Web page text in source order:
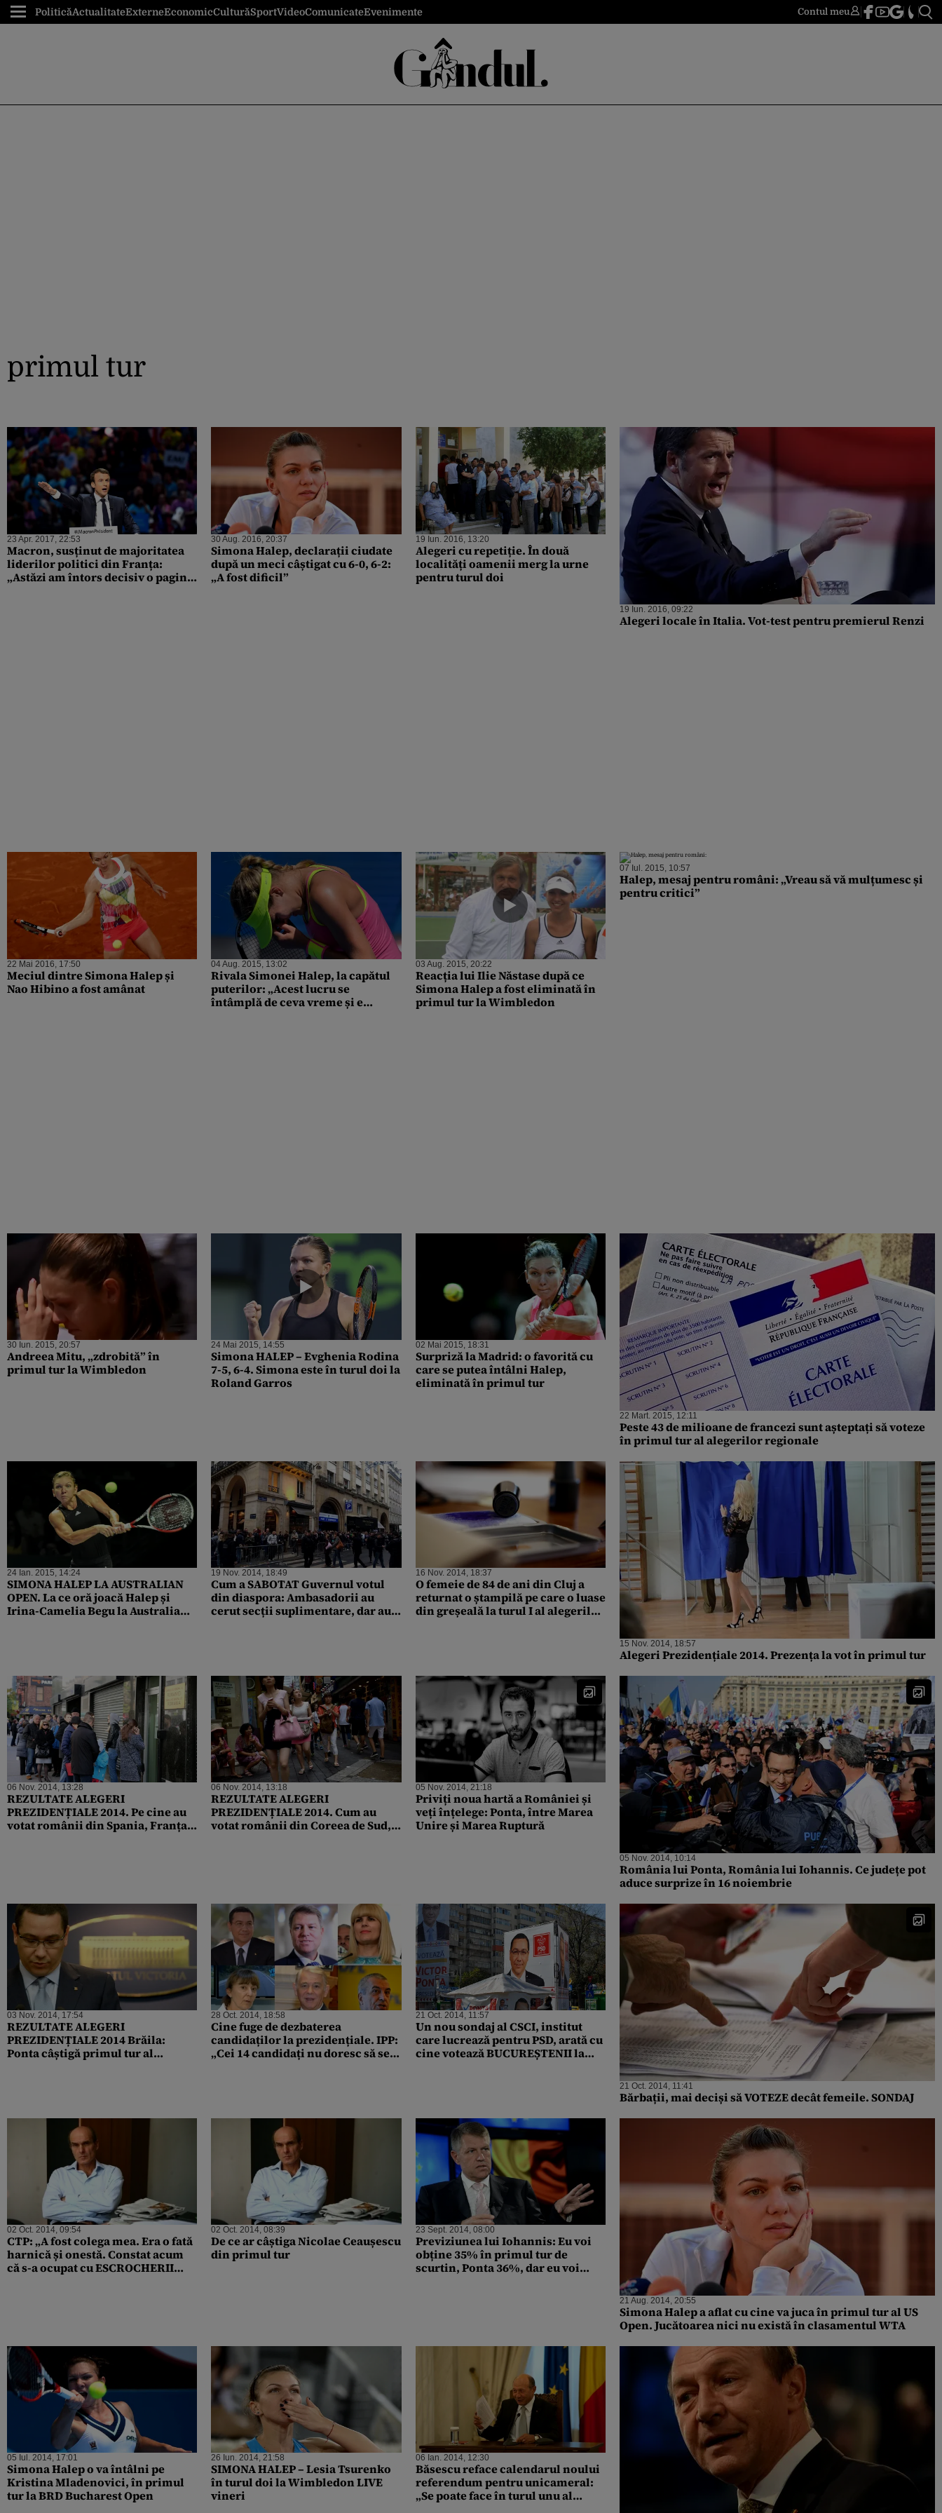
PoliticăActualitateExterneEconomicCulturăSportVideoComunicateEvenimente Contul meu
primul tur
23 Apr. 2017, 22:53
Macron, susținut de majoritatea
liderilor politici din Franța:
„Astăzi am întors decisiv o pagină
30 Aug. 2016, 20:37
Simona Halep, declarații ciudate
după un meci câștigat cu 6-0, 6-2:
„A fost dificil”
19 Iun. 2016, 13:20
Alegeri cu repetiție. În două
localități oamenii merg la urne
pentru turul doi
19 Iun. 2016, 09:22
Alegeri locale în Italia. Vot-test pentru premierul Renzi
22 Mai 2016, 17:50
Meciul dintre Simona Halep și
Nao Hibino a fost amânat
04 Aug. 2015, 13:02
Rivala Simonei Halep, la capătul
puterilor: „Acest lucru se
întâmplă de ceva vreme și e
03 Aug. 2015, 20:22
Reacția lui Ilie Năstase după ce
Simona Halep a fost eliminată în
primul tur la Wimbledon
07 Iul. 2015, 10:57
Halep, mesaj pentru români: „Vreau să vă mulțumesc și
pentru critici”
30 Iun. 2015, 20:57
Andreea Mitu, „zdrobită” în
primul tur la Wimbledon
24 Mai 2015, 14:55
Simona HALEP – Evghenia Rodina
7-5, 6-4. Simona este în turul doi la
Roland Garros
02 Mai 2015, 18:31
Surpriză la Madrid: o favorită cu
care se putea întâlni Halep,
eliminată în primul tur
22 Mart. 2015, 12:11
Peste 43 de milioane de francezi sunt așteptați să voteze
în primul tur al alegerilor regionale
24 Ian. 2015, 14:24
SIMONA HALEP LA AUSTRALIAN
OPEN. La ce oră joacă Halep și
Irina-Camelia Begu la Australian
19 Nov. 2014, 18:49
Cum a SABOTAT Guvernul votul
din diaspora: Ambasadorii au
cerut secții suplimentare, dar au
16 Nov. 2014, 18:37
O femeie de 84 de ani din Cluj a
returnat o ștampilă pe care o luase
din greșeală la turul I al alegerilor
15 Nov. 2014, 18:57
Alegeri Prezidențiale 2014. Prezența la vot în primul tur
06 Nov. 2014, 13:28
REZULTATE ALEGERI
PREZIDENȚIALE 2014. Pe cine au
votat românii din Spania, Franța,
06 Nov. 2014, 13:18
REZULTATE ALEGERI
PREZIDENȚIALE 2014. Cum au
votat românii din Coreea de Sud,
05 Nov. 2014, 21:18
Priviți noua hartă a României și
veți înțelege: Ponta, între Marea
Unire și Marea Ruptură
05 Nov. 2014, 10:14
România lui Ponta, România lui Iohannis. Ce județe pot
aduce surprize în 16 noiembrie
03 Nov. 2014, 17:54
REZULTATE ALEGERI
PREZIDENȚIALE 2014 Brăila:
Ponta câștigă primul tur al
28 Oct. 2014, 18:58
Cine fuge de dezbaterea
candidaților la prezidențiale. IPP:
„Cei 14 candidați nu doresc să se
21 Oct. 2014, 11:57
Un nou sondaj al CSCI, institut
care lucrează pentru PSD, arată cu
cine votează BUCUREȘTENII la
21 Oct. 2014, 11:41
Bărbații, mai deciși să VOTEZE decât femeile. SONDAJ
02 Oct. 2014, 09:54
CTP: „A fost colega mea. Era o fată
harnică și onestă. Constat acum
că s-a ocupat cu ESCROCHERII
02 Oct. 2014, 08:39
De ce ar câștiga Nicolae Ceaușescu
din primul tur
23 Sept. 2014, 08:00
Previziunea lui Iohannis: Eu voi
obține 35% în primul tur de
scurtin, Ponta 36%, dar eu voi
21 Aug. 2014, 20:55
Simona Halep a aflat cu cine va juca în primul tur al US
Open. Jucătoarea nici nu există în clasamentul WTA
05 Iul. 2014, 17:01
Simona Halep o va întâlni pe
Kristina Mladenovici, în primul
tur la BRD Bucharest Open
26 Iun. 2014, 21:58
SIMONA HALEP – Lesia Tsurenko
în turul doi la Wimbledon LIVE
vineri
06 Ian. 2014, 12:30
Băsescu reface calendarul noului
referendum pentru unicameral:
„Se poate face în turul unu al